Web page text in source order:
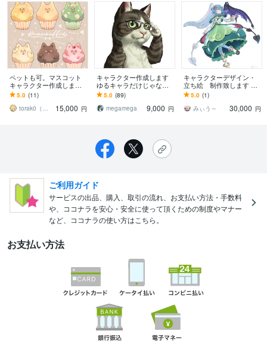
ペットも可。マスコット
キャラクター作成します
あなただけのオリジナル
マスコットキャラクター
を作成します
5.0 (11)
torak0（とらこ）
15,000 円
キャラクター作成します
ゆるキャラだけじゃな
い！個性的なキャラ作り
ます！
5.0 (89)
megamega
9,000 円
キャラクターデザイン・
立ち絵 制作致します フ
ァンタジー系イラスト
ゲーム、小説、漫画、TR
PGなどに
5.0 (1)
みぃう～
30,000 円
ご利用ガイド
サービスの出品、購入、取引の流れ、お支払い方法・手数料
や、ココナラを安心・安全に使って頂くための制度やマナー
など、ココナラの使い方はこちら。
お支払い方法